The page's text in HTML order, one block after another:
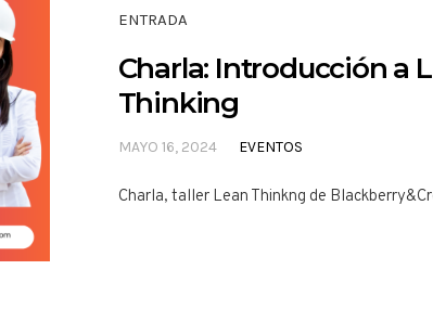
ENTRADA
Charla: Introducción a
Thinking
MAYO 16, 2024 EVENTOS
Charla, taller Lean Thinkng de